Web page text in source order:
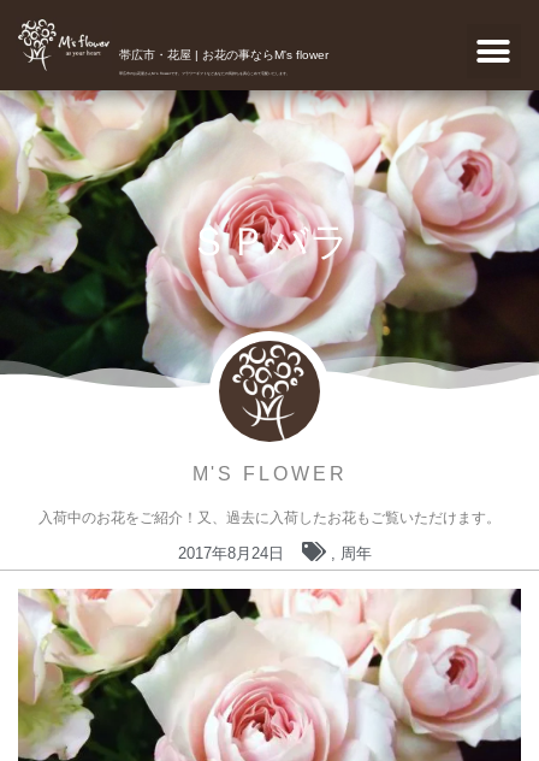
帯広市・花屋 | お花の事ならM's flower
帯広市のお花屋さんM's flowerです。フラワーギフトなどあなたの気持ちを真心こめて宅配いたします。
ＳＰバラ
M'S FLOWER
入荷中のお花をご紹介！又、過去に入荷したお花もご覧いただけます。
2017年8月24日 , 周年